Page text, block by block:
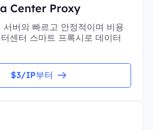
Center Proxy
서버의 빠르고 안정적이며 비용
센터 스마트 프록시로 데이터
$3/IP부터